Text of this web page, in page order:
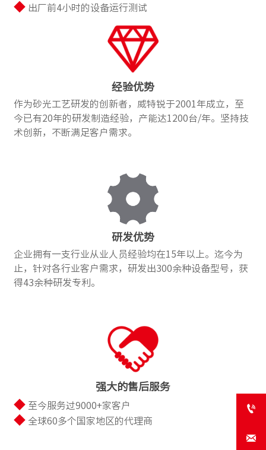
◆ 出厂前4小时的设备运行测试
经验优势
作为砂光工艺研发的创新者，威特锐于2001年成立，至
今已有20年的研发制造经验，产能达1200台/年。坚持技
术创新，不断满足客户需求。
研发优势
企业拥有一支行业从业人员经验均在15年以上。迄今为
止，针对各行业客户需求，研发出300余种设备型号，获
得43余种研发专利。
强大的售后服务
◆ 至今服务过9000+家客户
◆ 全球60多个国家地区的代理商

